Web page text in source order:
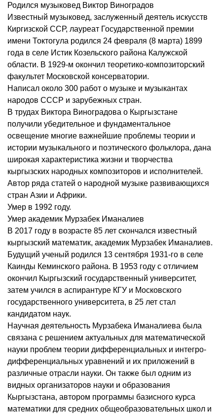
Родился музыковед Виктор Виноградов
Известный музыковед, заслуженный деятель искусств
Киргизской ССР, лауреат Государственной премии
имени Токтогула родился 24 февраля (8 марта) 1899
года в селе Истик Козельского района Калужской
области. В 1929-м окончил теоретико-композиторский
факультет Московской консерватории.
Написал около 300 работ о музыке и музыкантах
народов СССР и зарубежных стран.
В трудах Виктора Виноградова о Кыргызстане
получили убедительное и фундаментальное
освещение многие важнейшие проблемы теории и
истории музыкального и поэтического фольклора, дана
широкая характеристика жизни и творчества
кыргызских народных композиторов и исполнителей.
Автор ряда статей о народной музыке развивающихся
стран Азии и Африки.
Умер в 1992 году.
Умер академик Мурзабек Иманалиев
В 2017 году в возрасте 85 лет скончался известный
кыргызский математик, академик Мурзабек Иманалиев.
Будущий ученый родился 13 сентября 1931-го в селе
Каинды Кеминского района. В 1953 году с отличием
окончил Кыргызский государственный университет,
затем учился в аспирантуре КГУ и Московского
государственного университета, в 25 лет стал
кандидатом наук.
Научная деятельность Мурзабека Иманалиева была
связана с решением актуальных для математической
науки проблем теории дифференциальных и интегро-
дифференциальных уравнений и их приложений в
различные отрасли науки. Он также был одним из
видных организаторов науки и образования
Кыргызстана, автором программы базисного курса
математики для средних общеобразовательных школ и